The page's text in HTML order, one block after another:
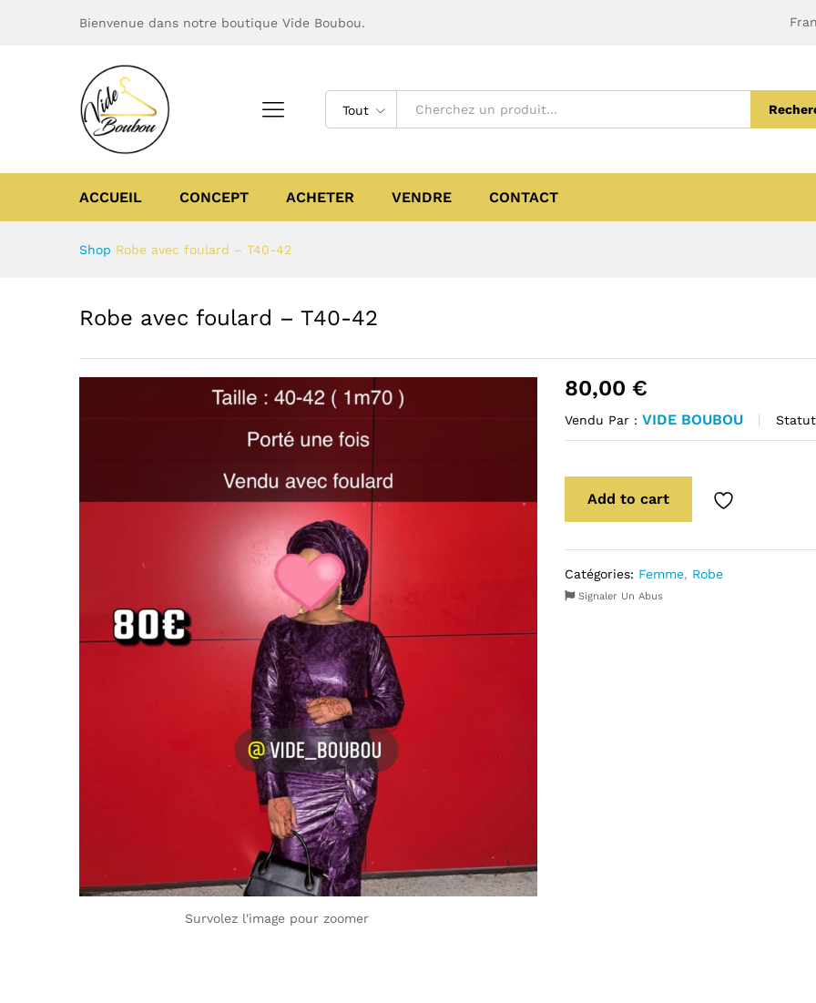
Bienvenue dans notre boutique Vide Boubou.
Tout
ACCUEIL CONCEPT ACHETER VENDRE CONTACT
Shop Robe avec foulard – T40-42
Robe avec foulard – T40-42
Survolez l'image pour zoomer
80,00 €
Vendu Par :VIDE BOUBOU
Add to cart
Catégories: Femme, Robe
Signaler Un Abus